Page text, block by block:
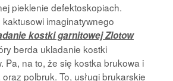
pieklenie defektoskopiach.
imaginatywnego
kostki garnitowej Zlotow
berda ukladanie kostki
Pa, na to, że się kostka brukowa i
polbruk. To, usługi brukarskie